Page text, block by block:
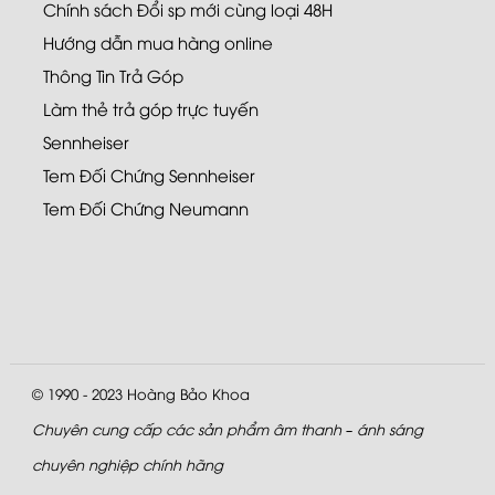
Chính sách Đổi sp mới cùng loại 48H
Hướng dẫn mua hàng online
Thông Tin Trả Góp
Làm thẻ trả góp trực tuyến
Sennheiser
Tem Đối Chứng Sennheiser
Tem Đối Chứng Neumann
© 1990 - 2023 Hoàng Bảo Khoa
Chuyên cung cấp các sản phẩm âm thanh – ánh sáng
chuyên nghiệp chính hãng